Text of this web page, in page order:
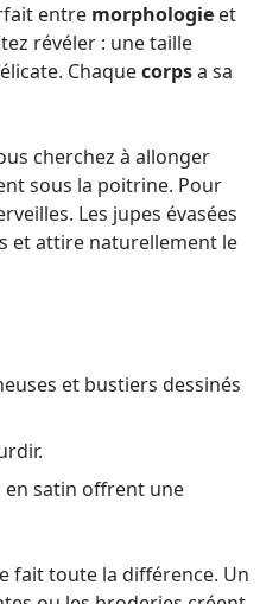
entre morphologie et
révéler : une taille
Chaquecorpsa sa
cherchez à allonger
sous la poitrine. Pour
Les jupes évasées
et attire naturellement le
et bustiers dessinés
en satin offrent une
fait toute la différence. Un